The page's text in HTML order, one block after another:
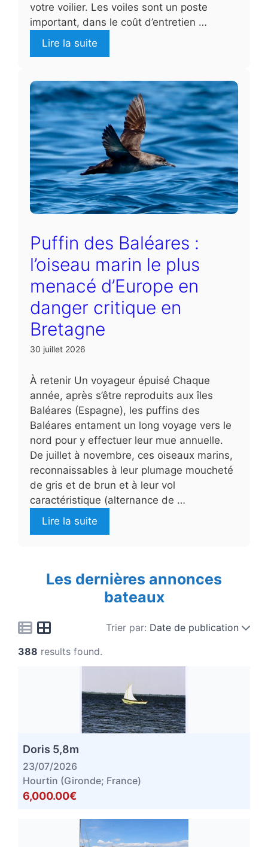
votre voilier. Les voiles sont un poste
important, dans le coût d’entretien …
Lire la suite
Puffin des Baléares :
l’oiseau marin le plus
menacé d’Europe en
danger critique en
Bretagne
30 juillet 2026
À retenir Un voyageur épuisé Chaque
année, après s’être reproduits aux îles
Baléares (Espagne), les puffins des
Baléares entament un long voyage vers le
nord pour y effectuer leur mue annuelle.
De juillet à novembre, ces oiseaux marins,
reconnaissables à leur plumage moucheté
de gris et de brun et à leur vol
caractéristique (alternance de …
Lire la suite
Les dernières annonces
bateaux
Trier par: Date de publication
388 results found.
Doris 5,8m
23/07/2026
Hourtin (Gironde; France)
6,000.00€